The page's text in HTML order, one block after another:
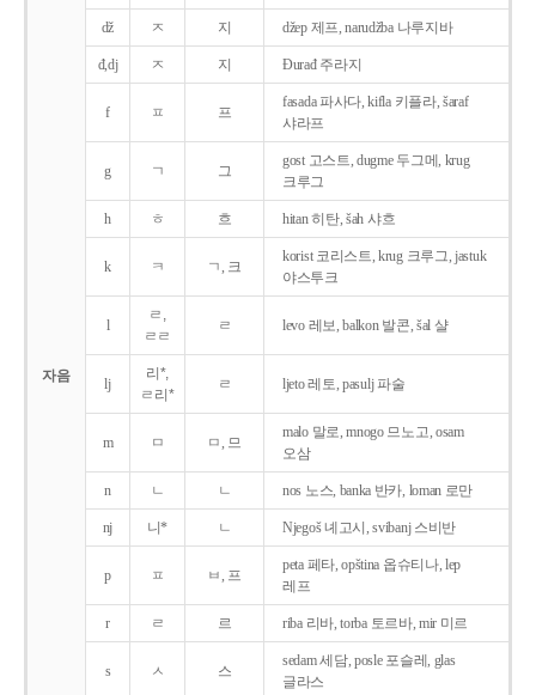
자음
dž ㅈ 지 džep 제프, narudžba 나루지바
đ,dj ㅈ 지 Ðurađ 주라지
f ㅍ 프
fasada 파사다, kifla 키플라, šaraf
샤라프
g ㄱ 그
gost 고스트, dugme 두그메, krug
크루그
h ㅎ 흐 hitan 히탄, šah 샤흐
k ㅋ ㄱ, 크
korist 코리스트, krug 크루그, jastuk
야스투크
l
ㄹ,
ㄹㄹ
ㄹ levo 레보, balkon 발콘, šal 샬
lj
리*,
ㄹ리*
ㄹ ljeto 레토, pasulj 파술
m ㅁ ㅁ, 므
malo 말로, mnogo 므노고, osam
오삼
n ㄴ ㄴ nos 노스, banka 반카, loman 로만
nj 니* ㄴ Njegoš 녜고시, svibanj 스비반
p ㅍ ㅂ, 프
peta 페타, opština 옵슈티나, lep
레프
r ㄹ 르 riba 리바, torba 토르바, mir 미르
s ㅅ 스
sedam 세담, posle 포슬레, glas
글라스